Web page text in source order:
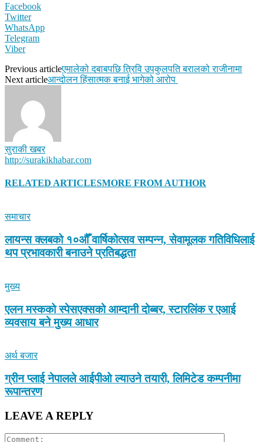
Facebook
Twitter
WhatsApp
Telegram
Viber
Previous articleएमालेको दबाबपछि त्रिवि उपकुलपति बरालको राजीनामा
Next articleआन्दोलन हिंसात्मक बनाई भागेको आरोप
सुराकी खबर
http://surakikhabar.com
RELATED ARTICLESMORE FROM AUTHOR
समाचार
लायन्स क्लबको १०औँ वार्षिकोत्सव सम्पन्न, सेवामूलक गतिविधिलाई
थप प्रभावकारी बनाउने प्रतिबद्धता
मुख्य
एलन मस्कको स्पेसएक्सको आम्दानी दोब्बर, स्टारलिंक र एआई
व्यवसाय बने मुख्य आधार
अर्थ बजार
ग्रीन प्लाई नेपालले आईपीओ ल्याउने तयारी, लिमिटेड कम्पनीमा
रूपान्तरण
LEAVE A REPLY